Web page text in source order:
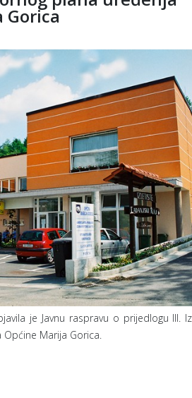
Gorica
je Javnu raspravu o prijedlogu III.
Marija Gorica.